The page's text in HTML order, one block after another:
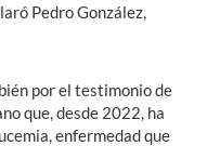
Pedro González,
por el testimonio de
que, desde 2022, ha
enfermedad que